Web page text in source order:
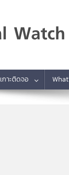
เกาะติดจอ